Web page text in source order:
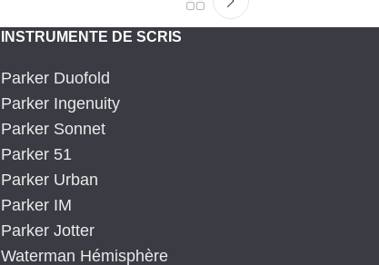
INSTRUMENTE DE SCRIS
Parker Duofold
Parker Ingenuity
Parker Sonnet
Parker 51
Parker Urban
Parker IM
Parker Jotter
Waterman Hémisphère